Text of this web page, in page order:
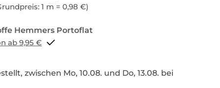
1 m = 0,98 €)
Portoflat schon ab 9,95 €
zwischen Mo, 10.08. und Do, 13.08. bei